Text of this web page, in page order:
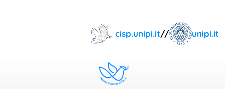
cisp.unipi.it// unipi.it